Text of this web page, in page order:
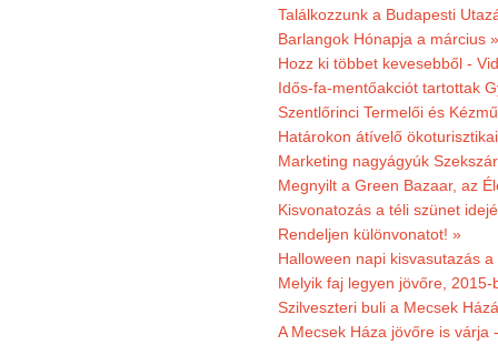
Találkozzunk a Budapesti
Barlangok Hónapja a március »
Hozz ki többet kevesebből -
Idős-fa-mentőakciót tartottak
Szentlőrinci Termelői és
Határokon átívelő
Marketing nagyágyúk
Megnyilt a Green Bazaar, az
Kisvonatozás a téli szünet
Rendeljen különvonatot! »
Halloween napi kisvasutazás
Melyik faj legyen jövőre,
Szilveszteri buli a Mecsek
A Mecsek Háza jövőre is várja